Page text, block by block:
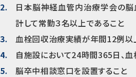
日本脳神経血管内治療学会の
計して常勤３名以上であること
血栓回収治療実績が年間12例以
自施設において24時間365日、
脳卒中相談窓口を設置すること